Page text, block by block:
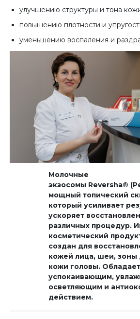
улучшению структуры и тона
повышению плотности и
уменьшению воспаления и
Молочные
экзосомы Reversha®
мощный топический
который усиливает
ускоряет
различных процедур.
косметический
создан для
кожей лица, шеи, зоны
кожи головы. Обладает
успокаивающим,
осветляющим и
действием.